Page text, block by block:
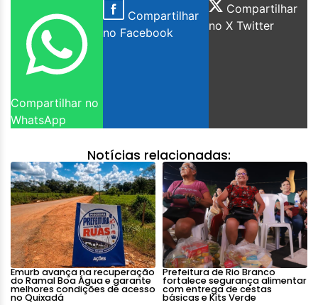
Compartilhar no
WhatsApp
Compartilhar
no Facebook
Compartilhar
no X Twitter
Notícias relacionadas:
Emurb avança na recuperação
do Ramal Boa Água e garante
melhores condições de acesso
no Quixadá
Prefeitura de Rio Branco
fortalece segurança alimentar
com entrega de cestas
básicas e Kits Verde